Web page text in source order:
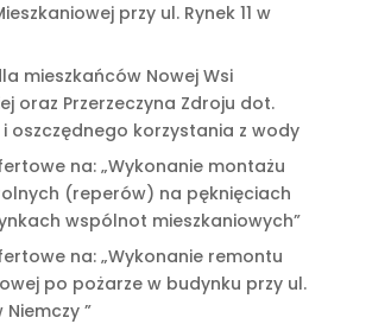
przy ul. Rynek 11 w
mieszkańców Nowej Wsi
oraz Przerzeczyna Zdroju dot.
oszczędnego korzystania z wody
na: „Wykonanie montażu
(reperów) na pęknięciach
wspólnot mieszkaniowych”
na: „Wykonanie remontu
po pożarze w budynku przy ul.
Niemczy ”